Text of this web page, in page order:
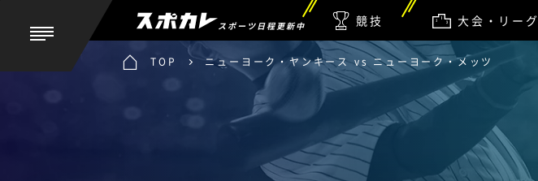
スポーツ日程更新中 競技 大会・リーグ
TOP ニューヨーク・ヤンキース vs ニューヨーク・メッツ